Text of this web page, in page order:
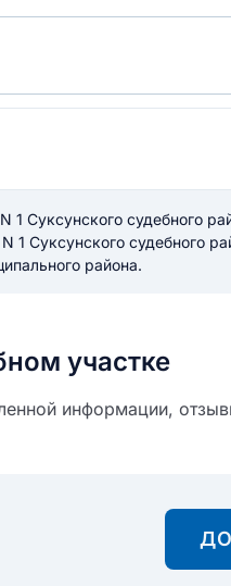
1 Суксунского судебного
1 Суксунского судебного
района.
участке
информации,
оцените судебный